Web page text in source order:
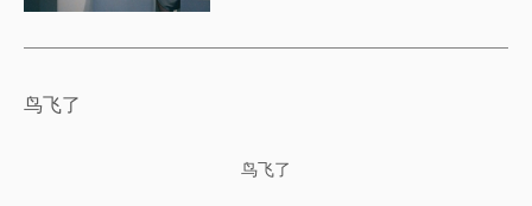
鸟飞了
鸟飞了